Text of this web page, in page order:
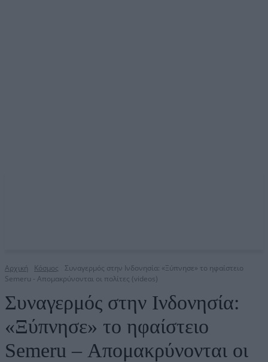
Αρχική Κόσμος
Συναγερμός στην Ινδονησία: «Ξύπνησε» το ηφαίστειο
Semeru - Απομακρύνονται οι πολίτες (videos)
Συναγερμός στην Ινδονησία:
«Ξύπνησε» το ηφαίστειο
Semeru – Απομακρύνονται οι